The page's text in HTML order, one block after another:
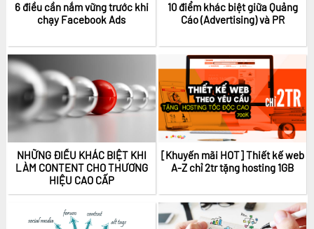
6 điều cần nắm vững trước khi
chạy Facebook Ads
10 điểm khác biệt giữa Quảng
Cáo (Advertising) và PR
NHỮNG ĐIỀU KHÁC BIỆT KHI
LÀM CONTENT CHO THƯƠNG
HIỆU CAO CẤP
[Khuyến mãi HOT] Thiết kế web
A-Z chỉ 2tr tặng hosting 1GB